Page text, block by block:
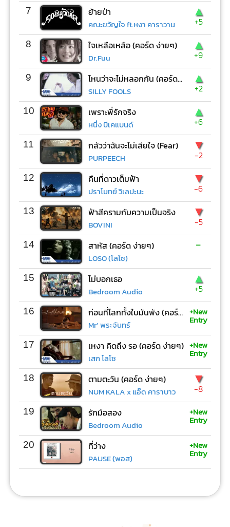
7 ย้ายป่า
คณะขวัญใจ ft.หงา คาราวาน
▲
+5
8 ใจเหลือเหลือ (คอร์ด ง่ายๆ)
Dr.Fuu
▲
+9
9 ไหนว่าจะไม่หลอกกัน (คอร์ด ง่ายๆ)
SILLY FOOLS
▲
+2
10 เพราะพี่รักจริง
หนึ่ง บีเคแบนด์
▲
+6
11 กลัวว่าฉันจะไม่เสียใจ (Fear)
PURPEECH
▼
-2
12 คืนที่ดาวเต็มฟ้า
ปราโมทย์ วิเลปะนะ
▼
-6
13 ฟ้าสีครามกับความเป็นจริง
BOVINI
▼
-5
14 สาหัส (คอร์ด ง่ายๆ)
LOSO (โลโซ)
-
15 ไม่บอกเธอ
Bedroom Audio
▲
+5
16 ก่อนที่โลกทั้งใบมันพัง (คอร์ด ง่ายๆ)
Mr’ พระจันทร์
+New
Entry
17 เหงา คิดถึง รอ (คอร์ด ง่ายๆ)
เสก โลโซ
+New
Entry
18 ตามตะวัน (คอร์ด ง่ายๆ)
NUM KALA x แอ๊ด คาราบาว
▼
-8
19 รักมือสอง
Bedroom Audio
+New
Entry
20 ที่ว่าง
PAUSE (พอส)
+New
Entry